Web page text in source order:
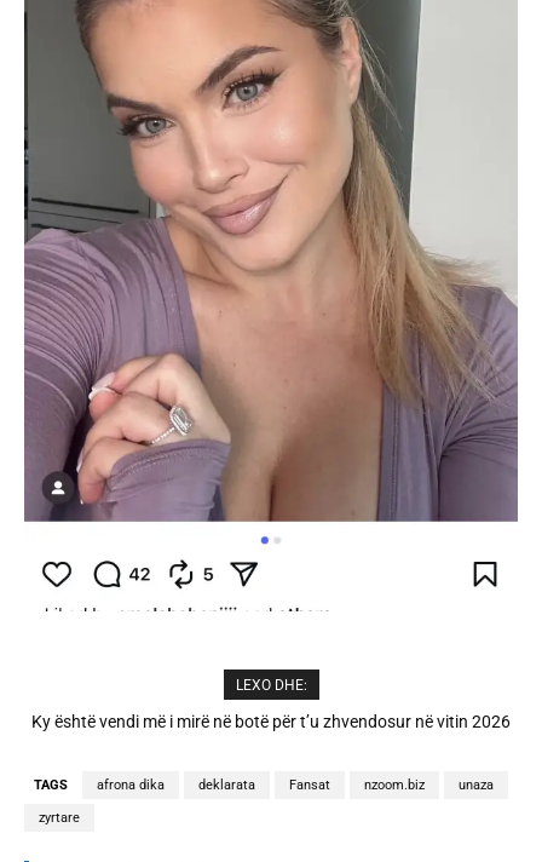
LEXO DHE:
A është prishur miqësia mes Selin dhe Kristit? Veprimi i fundit i ish-
TAGS afrona dika deklarata Fansat nzoom.biz unaza
zyrtare